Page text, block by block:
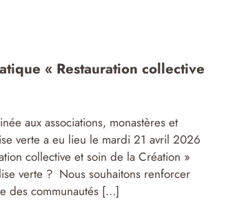
« Restauration collective
aux associations, monastères et
verte a eu lieu le mardi 21 avril 2026
collective et soin de la Création »
verte ? Nous souhaitons renforcer
des communautés […]